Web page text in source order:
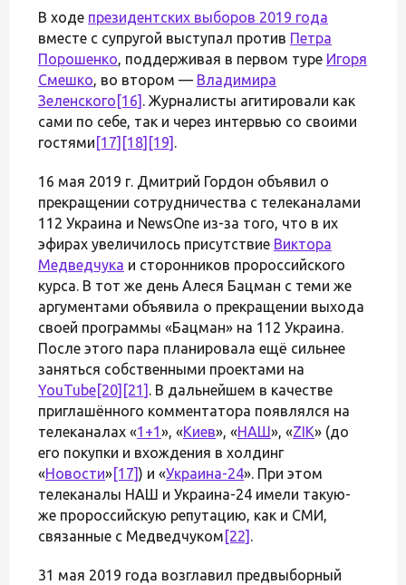
В ходе президентских выборов 2019 года
вместе с супругой выступал против Петра
Порошенко, поддерживая в первом туре Игоря
Смешко, во втором — Владимира
Зеленского [16] . Журналисты агитировали как
сами по себе, так и через интервью со своими
гостями [17] [18] [19] .
16 мая 2019 г. Дмитрий Гордон объявил о
прекращении сотрудничества с телеканалами
112 Украина и NewsOne из-за того, что в их
эфирах увеличилось присутствие Виктора
Медведчука и сторонников пророссийского
курса. В тот же день Алеся Бацман с теми же
аргументами объявила о прекращении выхода
своей программы «Бацман» на 112 Украина.
После этого пара планировала ещё сильнее
заняться собственными проектами на
YouTube[20] [21] . В дальнейшем в качестве
приглашённого комментатора появлялся на
телеканалах «1+1», «Киев», «НАШ», «ZIK» (до
его покупки и вхождения в холдинг
«Новости»[17]) и «Украина-24». При этом
телеканалы НАШ и Украина-24 имели такую-
же пророссийскую репутацию, как и СМИ,
связанные с Медведчуком [22] .
31 мая 2019 года возглавил предвыборный